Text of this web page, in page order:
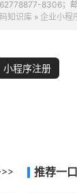
8306；
知识库 » 企业小程
小程序注册
推荐一